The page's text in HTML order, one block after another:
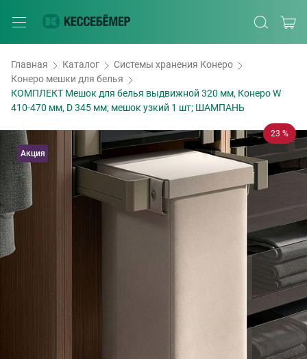
Главная Каталог
Системы хранения Конеро
Конеро мешки для белья
КОМПЛЕКТ Мешок для белья выдвижной 320 мм, Конеро W
410-470 мм, D 345 мм; мешок узкий 1 шт; ШАМПАНЬ
23 %
Акция